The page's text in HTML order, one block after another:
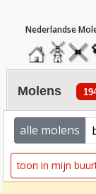
home
molens
State
alle molens
toon in mijn